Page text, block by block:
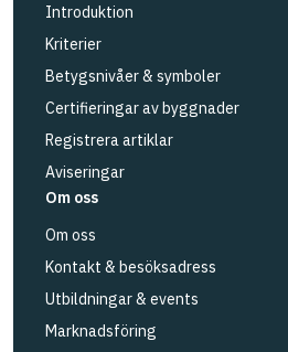
Introduktion
Kriterier
Betygsnivåer & symboler
Certifieringar av byggnader
Registrera artiklar
Aviseringar
Om oss
Om oss
Kontakt & besöksadress
Utbildningar & events
Marknadsföring